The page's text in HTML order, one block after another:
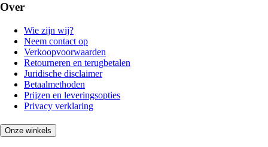
Over
Wie zijn wij?
Neem contact op
Verkoopvoorwaarden
Retourneren en terugbetalen
Juridische disclaimer
Betaalmethoden
Prijzen en leveringsopties
Privacy verklaring
Onze winkels